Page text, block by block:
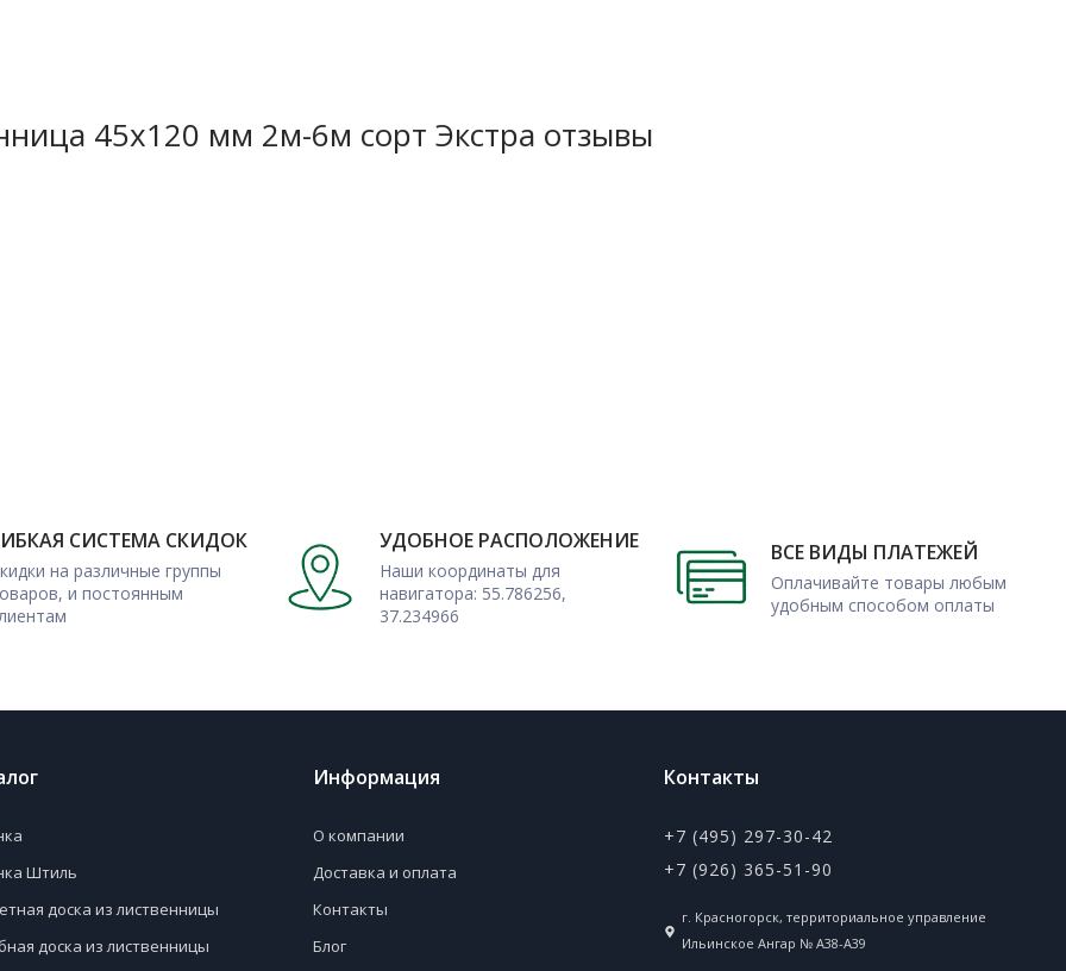
мероприятий. К нам
строений.
в плане качества сможет
от производителей.
45х120 мм 2м-6м сорт Экстра отзывы
СИСТЕМА СКИДОК
на различные группы
и постоянным
УДОБНОЕ РАСПОЛОЖЕНИЕ
Наши координаты для
навигатора: 55.786256,
37.234966
ВСЕ ВИДЫ ПЛАТЕЖЕЙ
Оплачивайте товары любым
удобным способом оплаты
Штиль
доска из лиственницы
доска из лиственницы
Информация
О компании
Доставка и оплата
Контакты
Блог
Контакты
+7 (495) 297-30-42
+7 (926) 365-51-90
г. Красногорск, территориальное управление
Ильинское Ангар № А38-А39